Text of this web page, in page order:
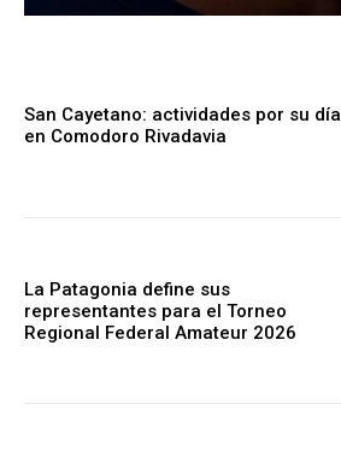
San Cayetano: actividades por su día
en Comodoro Rivadavia
La Patagonia define sus
representantes para el Torneo
Regional Federal Amateur 2026